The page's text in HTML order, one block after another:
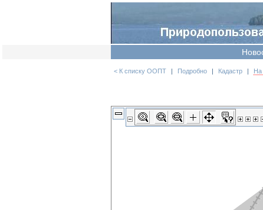
< К списку ООПТ | Подробно | Кадастр | На